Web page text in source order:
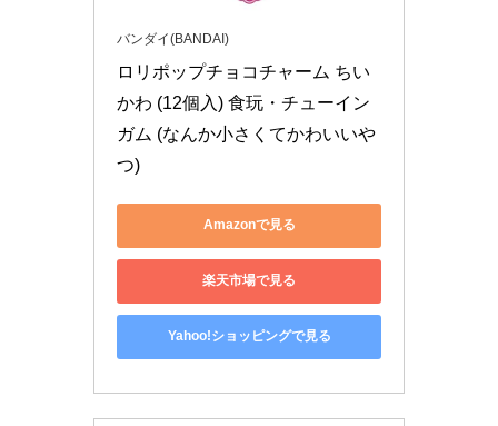
バンダイ(BANDAI)
ロリポップチョコチャーム ちい
かわ (12個入) 食玩・チューイン
ガム (なんか小さくてかわいいや
つ)
Amazonで見る
楽天市場で見る
Yahoo!ショッピングで見る